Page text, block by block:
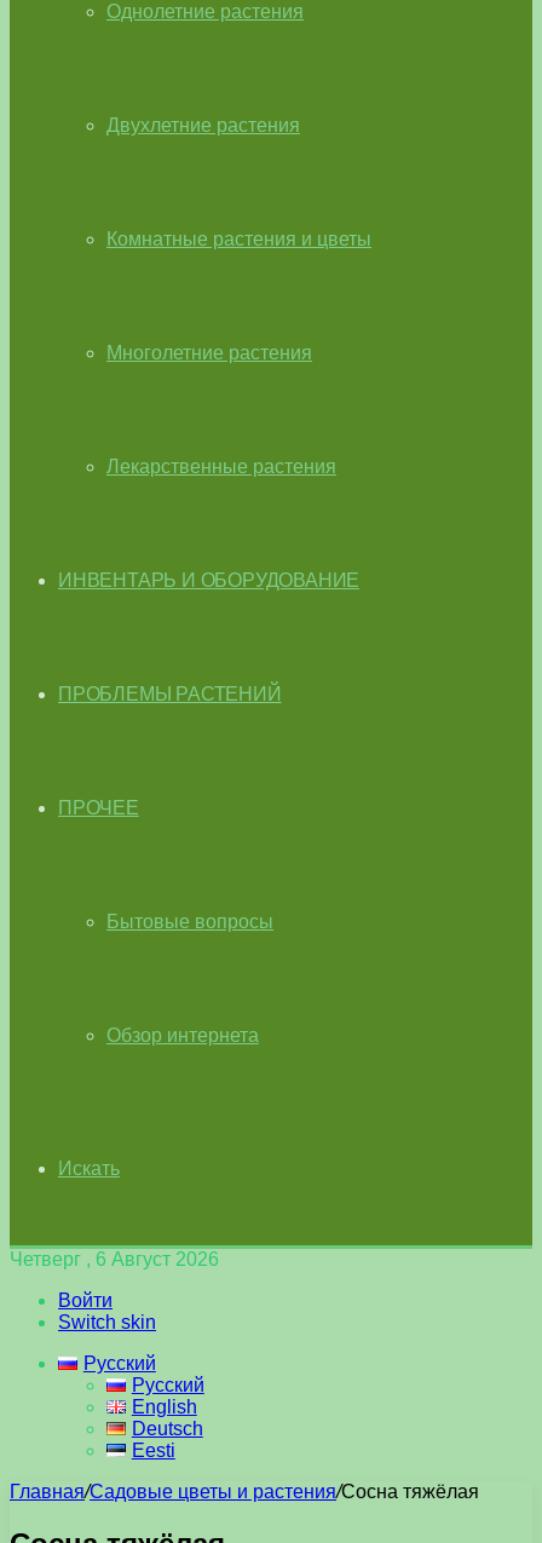
Однолетние растения
Двухлетние растения
Комнатные растения и цветы
Многолетние растения
Лекарственные растения
ИНВЕНТАРЬ И ОБОРУДОВАНИЕ
ПРОБЛЕМЫ РАСТЕНИЙ
ПРОЧЕЕ
Бытовые вопросы
Обзор интернета
Искать
Четверг , 6 Август 2026
Войти
Switch skin
Русский
Русский
English
Deutsch
Eesti
Главная/Садовые цветы и растения/Сосна тяжёлая